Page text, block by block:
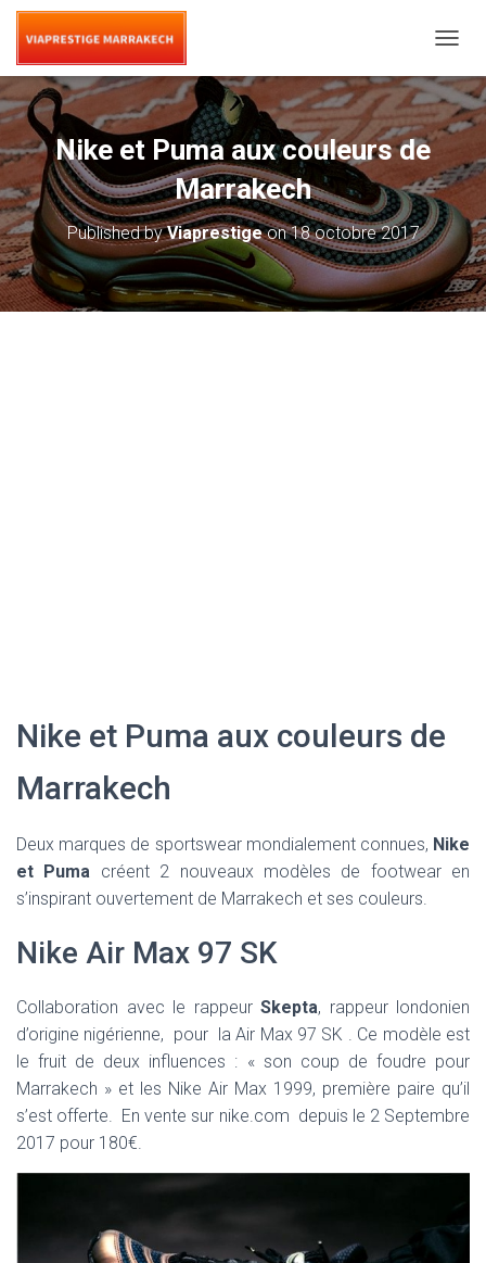
O
G
G
L
N
A
V
I
A
T
Nike et Puma aux couleurs de
Marrakech
Published byViaprestigeon18 octobre 2017
Nike et Puma aux couleurs de
Marrakech
Deux marques de sportswear mondialement connues, Nike
et Puma créent 2 nouveaux modèles de footwear en
s’inspirant ouvertement de Marrakech et ses couleurs.
Nike Air Max 97 SK
Collaboration avec le rappeur Skepta, rappeur londonien
d’origine nigérienne, pour la Air Max 97 SK . Ce modèle est
le fruit de deux influences : « son coup de foudre pour
Marrakech » et les Nike Air Max 1999, première paire qu’il
s’est offerte. En vente sur nike.com depuis le 2 Septembre
2017 pour 180€.